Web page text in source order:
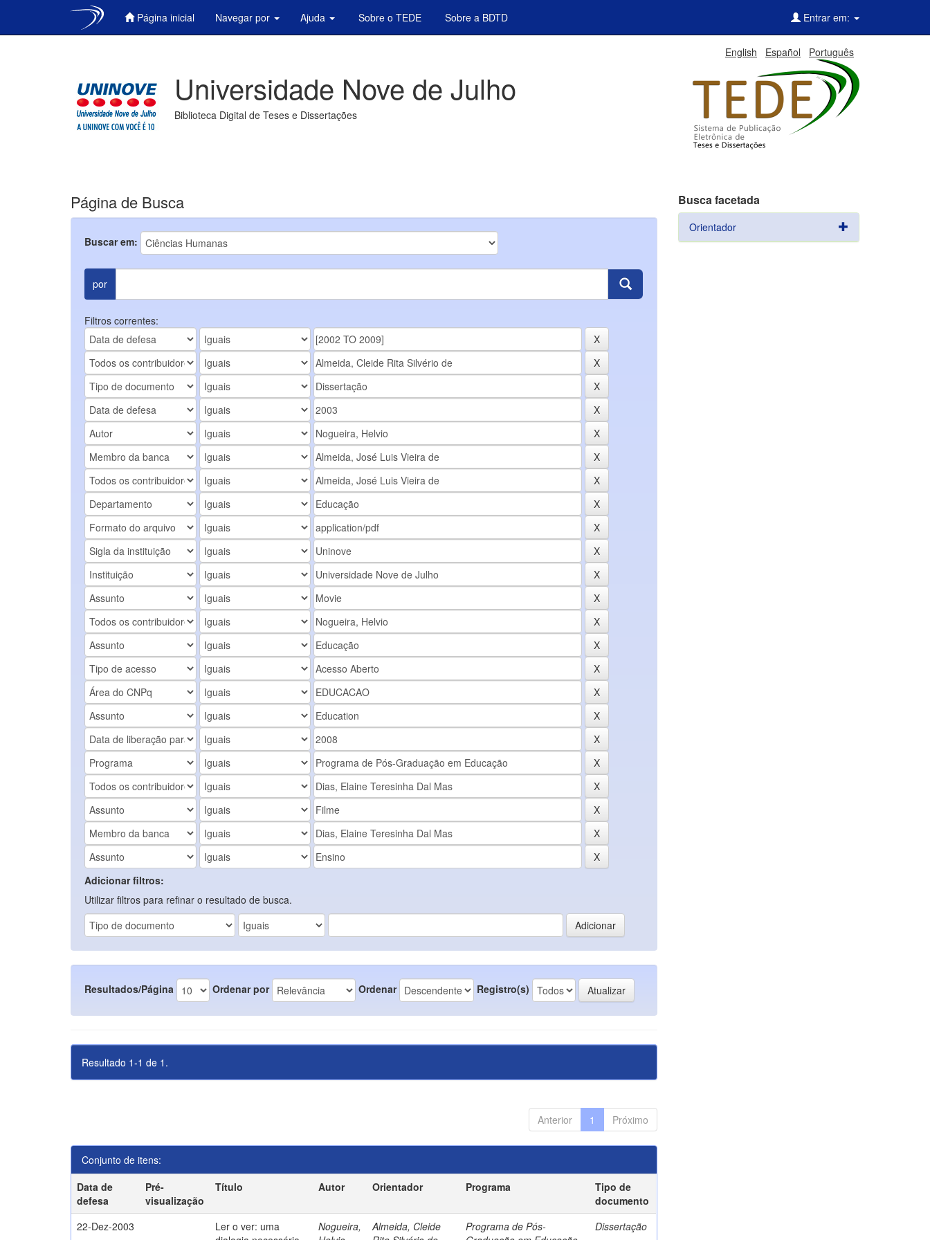
Página inicial Navegar por Ajuda Sobre o TEDE Sobre a BDTD Entrar em:
English Español Português
Universidade Nove de Julho
Biblioteca Digital de Teses e Dissertações
Página de Busca
Buscar em:
por
Filtros correntes:
Adicionar filtros:
Utilizar filtros para refinar o resultado de busca.
Resultados/Página Ordenar por Ordenar Registro(s)
Resultado 1-1 de 1.
Anterior 1 Próximo
Conjunto de itens:
Data de
defesa
Pré-
visualização
Título Autor Orientador Programa
Tipo de
documento
22-Dez-2003
Ler o ver: uma
Nogueira,
Almeida, Cleide
Programa de Pós-
Dissertação
Busca facetada
Orientador